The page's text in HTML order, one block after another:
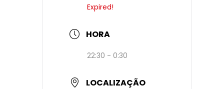
Expired!
HORA
22:30 - 0:30
LOCALIZAÇÃO